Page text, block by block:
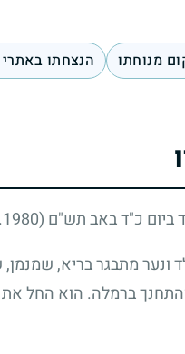
מנוחתו הנצחתו באתרי
ביום כ"ד באב תש"ם (6.8.1980)
ונער מתבגר בריא, שמנמן,
ברמלה. הוא החל את